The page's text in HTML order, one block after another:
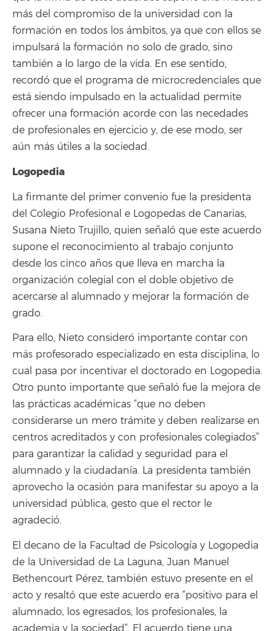
más del compromiso de la universidad con la
formación en todos los ámbitos, ya que con ellos se
impulsará la formación no solo de grado, sino
también a lo largo de la vida. En ese sentido,
recordó que el programa de microcredenciales que
está siendo impulsado en la actualidad permite
ofrecer una formación acorde con las necedades
de profesionales en ejercicio y, de ese modo, ser
aún más útiles a la sociedad.
Logopedia
La firmante del primer convenio fue la presidenta
del Colegio Profesional e Logopedas de Canarias,
Susana Nieto Trujillo, quien señaló que este acuerdo
supone el reconocimiento al trabajo conjunto
desde los cinco años que lleva en marcha la
organización colegial con el doble objetivo de
acercarse al alumnado y mejorar la formación de
grado.
Para ello, Nieto consideró importante contar con
más profesorado especializado en esta disciplina, lo
cual pasa por incentivar el doctorado en Logopedia.
Otro punto importante que señaló fue la mejora de
las prácticas académicas “que no deben
considerarse un mero trámite y deben realizarse en
centros acreditados y con profesionales colegiados”
para garantizar la calidad y seguridad para el
alumnado y la ciudadanía. La presidenta también
aprovecho la ocasión para manifestar su apoyo a la
universidad pública, gesto que el rector le
agradeció.
El decano de la Facultad de Psicología y Logopedia
de la Universidad de La Laguna, Juan Manuel
Bethencourt Pérez, también estuvo presente en el
acto y resaltó que este acuerdo era “positivo para el
alumnado, los egresados, los profesionales, la
academia y la sociedad”. El acuerdo tiene una